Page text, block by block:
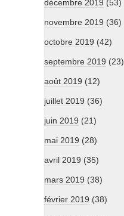
décembre 2019 (53)
novembre 2019 (36)
octobre 2019 (42)
septembre 2019 (23)
août 2019 (12)
juillet 2019 (36)
juin 2019 (21)
mai 2019 (28)
avril 2019 (35)
mars 2019 (38)
février 2019 (38)